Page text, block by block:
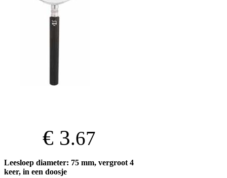
€ 3.67
Leesloep diameter: 75 mm, vergroot 4
keer, in een doosje